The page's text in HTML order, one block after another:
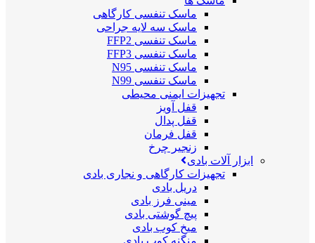
ماسک تنفسی کارگاهی
ماسک سه لایه جراحی
ماسک تنفسی FFP2
ماسک تنفسی FFP3
ماسک تنفسی N95
ماسک تنفسی N99
تجهیزات ایمنی محیطی
قفل آویز
قفل پدال
قفل فرمان
زنجیر چرخ
ابزار آلات بادی
تجهیزات کارگاهی و نجاری بادی
دریل بادی
مینی فرز بادی
پیچ گوشتی بادی
میخ کوب بادی